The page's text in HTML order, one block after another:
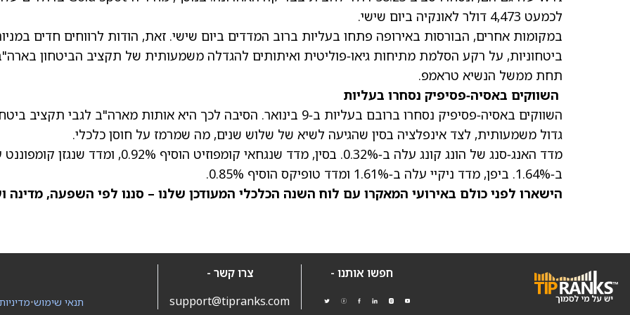
לכמעט 4,473 דולר לאונקיה ביום שישי.
במקומות אחרים, הבורסות באירופה פתחו בעליות ברוב המדדים ביום שישי. זאת, הודות לרווחים חדים
ביטחוניות, על רקע הסלמת מתיחות גיאו‑פוליטית ואיתותים להגדלה משמעותית של תקציב הביטחון
תחת ממשל הנשיא טראמפ.
השווקים באסיה‑פסיפיק נסחרו בעליות
השווקים באסיה‑פסיפיק נסחרו ברובם בעליות ב‑9 בינואר. הסיבה לכך היא אותות מארה"ב לגבי תקציב
גדול משמעותית, לצד אינפלציה בסין שהגיעה לשיא של שלוש שנים, מה שמרמז על חוסן כלכלי.
מדד האנג‑סנג של הונג קונג עלה ב‑0.32%. בסין, מדד שנגחאי קומפוזיט הוסיף 0.92%, ומדד
ב‑1.64%. ביפן, מדד ניקיי עלה ב‑1.61% ומדד טופיקס הוסיף 0.85%.
הישארו לפני כולם באירועי המאקרו עם לוח השנה הכלכלי המעודכן שלנו – סננו לפי השפעה, מדינה
חפשו אותנו -
צרו קשר -
support@tipranks.com
•תנאי שימוש